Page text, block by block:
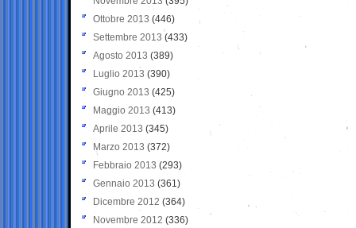
Ottobre 2013 (446)
Settembre 2013 (433)
Agosto 2013 (389)
Luglio 2013 (390)
Giugno 2013 (425)
Maggio 2013 (413)
Aprile 2013 (345)
Marzo 2013 (372)
Febbraio 2013 (293)
Gennaio 2013 (361)
Dicembre 2012 (364)
Novembre 2012 (336)